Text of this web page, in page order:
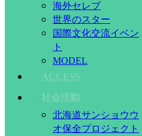
海外セレブ
世界のスター
国際文化交流イベン
ト
MODEL
ACCESS
社会活動
北海道サンショウウ
オ保全プロジェクト